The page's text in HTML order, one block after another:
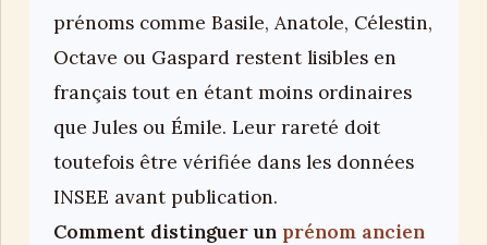
prénoms comme Basile, Anatole, Célestin,
Octave ou Gaspard restent lisibles en
français tout en étant moins ordinaires
que Jules ou Émile. Leur rareté doit
toutefois être vérifiée dans les données
INSEE avant publication.
Comment distinguer un prénom ancien